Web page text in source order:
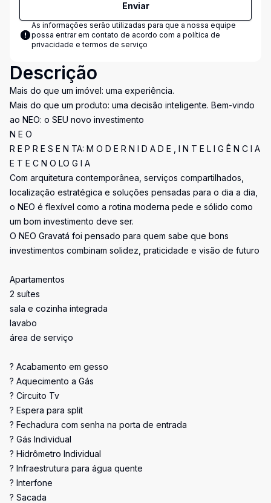
Enviar
As informações serão utilizadas para que a nossa equipe
possa entrar em contato de acordo com a política de
privacidade e termos de serviço
Descrição
Mais do que um imóvel: uma experiência.
Mais do que um produto: uma decisão inteligente. Bem-vindo
ao NEO: o SEU novo investimento
N E O
R E P R E S E N TA: M O D E R N I D A D E , I N T E L I G Ê N C I A
E T E C N O LO G I A
Com arquitetura contemporânea, serviços compartilhados,
localização estratégica e soluções pensadas para o dia a dia,
o NEO é flexível como a rotina moderna pede e sólido como
um bom investimento deve ser.
O NEO Gravatá foi pensado para quem sabe que bons
investimentos combinam solidez, praticidade e visão de futuro
Apartamentos
2 suítes
sala e cozinha integrada
lavabo
área de serviço
? Acabamento em gesso
? Aquecimento a Gás
? Circuito Tv
? Espera para split
? Fechadura com senha na porta de entrada
? Gás Individual
? Hidrômetro Individual
? Infraestrutura para água quente
? Interfone
? Sacada